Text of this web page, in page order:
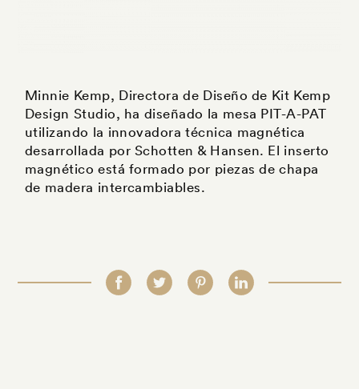
Minnie Kemp, Directora de Diseño de Kit Kemp
Design Studio, ha diseñado la mesa PIT-A-PAT
utilizando la innovadora técnica magnética
desarrollada por Schotten & Hansen. El inserto
magnético está formado por piezas de chapa
de madera intercambiables.